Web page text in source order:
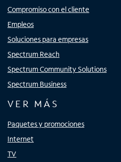
Compromiso con el cliente
Empleos
Soluciones para empresas
Spectrum Reach
Spectrum Community Solutions
Spectrum Business
VER MÁS
Paquetes y promociones
Internet
TV